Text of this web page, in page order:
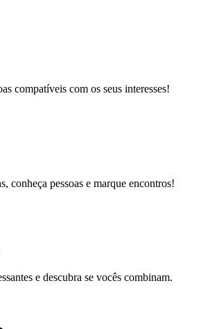
compatíveis com os seus interesses!
conheça pessoas e marque encontros!
e descubra se vocês combinam.